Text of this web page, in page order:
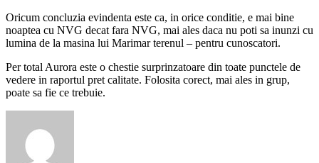
Oricum concluzia evindenta este ca, in orice conditie, e mai bine
noaptea cu NVG decat fara NVG, mai ales daca nu poti sa inunzi cu
lumina de la masina lui Marimar terenul – pentru cunoscatori.
Per total Aurora este o chestie surprinzatoare din toate punctele de
vedere in raportul pret calitate. Folosita corect, mai ales in grup,
poate sa fie ce trebuie.